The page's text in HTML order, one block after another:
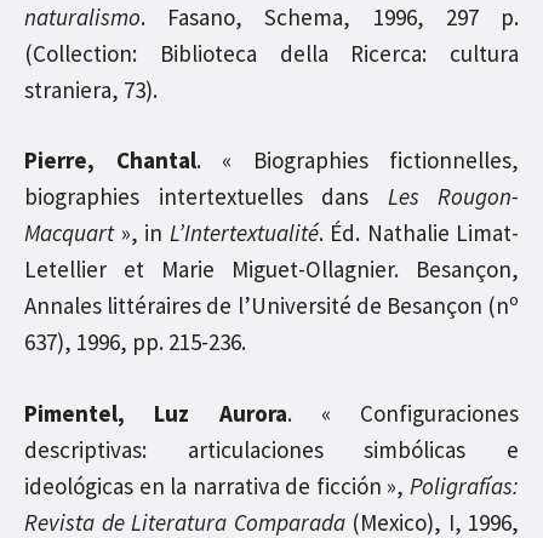
naturalismo. Fasano, Schema, 1996, 297 p.
(Collection: Biblioteca della Ricerca: cultura
straniera, 73).
Pierre, Chantal. « Biographies fictionnelles,
biographies intertextuelles dans Les Rougon-
Macquart», in L’Intertextualité. Éd. Nathalie Limat-
Letellier et Marie Miguet-Ollagnier. Besançon,
Annales littéraires de l’Université de Besançon (no
637), 1996, pp. 215-236.
Pimentel, Luz Aurora. « Configuraciones
descriptivas: articulaciones simbólicas e
ideológicas en la narrativa de ficción », Poligrafías:
Revista de Literatura Comparada(Mexico), I, 1996,